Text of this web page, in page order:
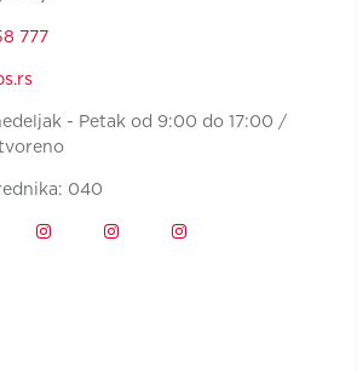
777
- Petak od 9:00 do 17:00 /
040